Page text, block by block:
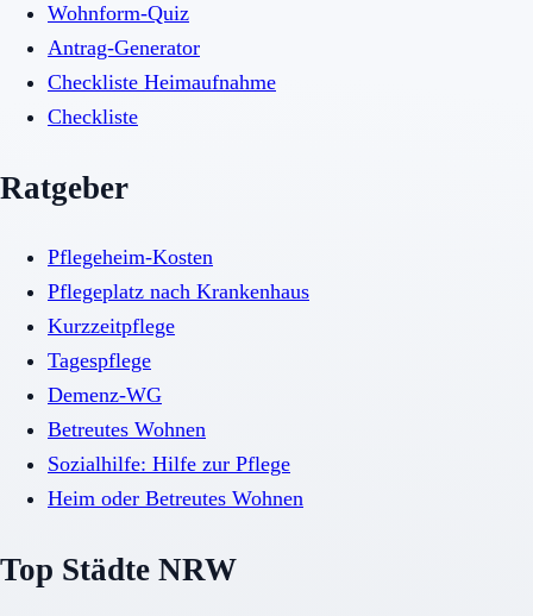
Wohnform-Quiz
Antrag-Generator
Checkliste Heimaufnahme
Checkliste
Ratgeber
Pflegeheim-Kosten
Pflegeplatz nach Krankenhaus
Kurzzeitpflege
Tagespflege
Demenz-WG
Betreutes Wohnen
Sozialhilfe: Hilfe zur Pflege
Heim oder Betreutes Wohnen
Top Städte NRW